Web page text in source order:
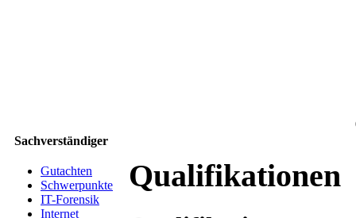
Sachverständiger
Gutachten
Schwerpunkte
IT-Forensik
Internet
Qualifikationen